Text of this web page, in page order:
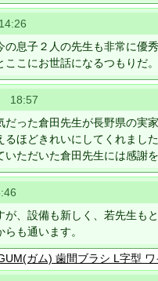
息子２人の先生も非常に優
こにお世話になるつもりだ。
18:57
った倉田先生が長野県の実
ほどきれいにしてくれました
ただいた倉田先生には感謝
、設備も新しく、若先生も
も通います。
ガム) 歯間ブラシ L字型